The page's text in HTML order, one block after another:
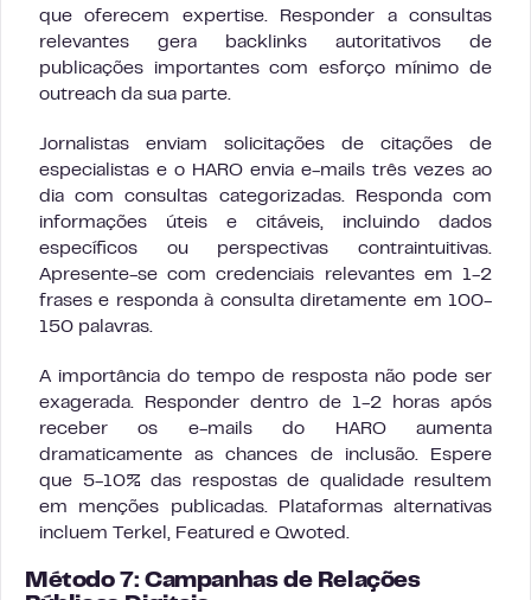
que oferecem expertise. Responder a consultas
relevantes gera backlinks autoritativos de
publicações importantes com esforço mínimo de
outreach da sua parte.
Jornalistas enviam solicitações de citações de
especialistas e o HARO envia e-mails três vezes ao
dia com consultas categorizadas. Responda com
informações úteis e citáveis, incluindo dados
específicos ou perspectivas contraintuitivas.
Apresente-se com credenciais relevantes em 1-2
frases e responda à consulta diretamente em 100-
150 palavras.
A importância do tempo de resposta não pode ser
exagerada. Responder dentro de 1-2 horas após
receber os e-mails do HARO aumenta
dramaticamente as chances de inclusão. Espere
que 5-10% das respostas de qualidade resultem
em menções publicadas. Plataformas alternativas
incluem Terkel, Featured e Qwoted.
Método 7: Campanhas de Relações